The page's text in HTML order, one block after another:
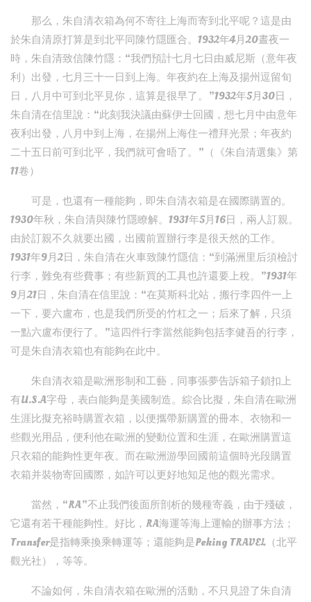
那么，朱自清衣箱為何不寄往上海而寄到北平呢？這是由
於朱自清原打算是到北平同陳竹隱匯合。1932年4月20晝夜一
時，朱自清致信陳竹隱：“我們預計七月七日由威尼斯（意年夜
利）出發，七月三十一日到上海。年夜約在上海及揚州逗留旬
日，八月中可到北平見你，這算是很早了。”1932年5月30日，
朱自清在信里說：“此刻我決議由蘇伊士回國，想七月中由意年
夜利出發，八月中到上海，在揚州上海住一禮拜光景；年夜約
二十五日前可到北平，我們就可會晤了。”（《朱自清選集》第
11卷）
可是，也還有一種能夠，即朱自清衣箱是在國際購置的。
1930年秋，朱自清與陳竹隱瞭解。1931年5月16日，兩人訂親。
由於訂親不久就要出國，出國前置辦行李是很天然的工作。
1931年9月2日，朱自清在火車致陳竹隱信：“到滿洲里后須檢討
行李，難免有些費事；有些新買的工具也許還要上稅。”1931年
9月21日，朱自清在信里說：“在莫斯科北站，搬行李四件一上
一下，要六盧布，也是我們所受的竹杠之一；后來了解，只須
一點六盧布便行了。”這四件行李當然能夠包括李健吾的行李，
可是朱自清衣箱也有能夠在此中。
朱自清衣箱是歐洲形制和工藝，同事張夢告訴箱子鎖扣上
有U.S.A字母，表白能夠是美國制造。綜合比擬，朱自清在歐洲
生涯比擬充裕時購置衣箱，以便攜帶新購置的冊本、衣物和一
些觀光用品，便利他在歐洲的變動位置和生涯，在歐洲購置這
只衣箱的能夠性更年夜。而在歐洲游學回國前這個時光段購置
衣箱并裝物寄回國際，如許可以更好地知足他的觀光需求。
當然，“RA”不止我們後面所剖析的幾種寄義，由于殘破，
它還有若干種能夠性。好比，RA海運等海上運輸的辦事方法；
Transfer是指轉乘換乘轉運等；還能夠是Peking TRAVEL（北平
觀光社），等等。
不論如何，朱自清衣箱在歐洲的活動，不只見證了朱自清